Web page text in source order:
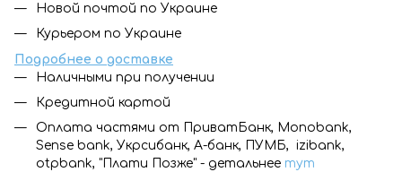
Новой почтой по Украине
Курьером по Украине
Подробнее о доставке
Наличными при получении
Кредитной картой
Оплата частями от ПриватБанк, Monobank,
Sense bank, Укрсибанк, А-банк, ПУМБ, izibank,
otpbank, "Плати Позже" - детальнее тут